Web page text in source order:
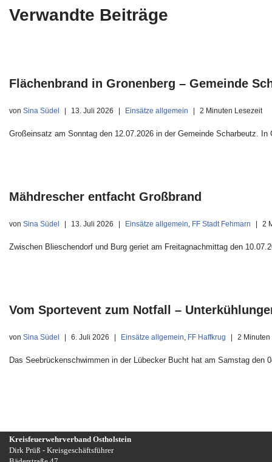
Verwandte Beiträge
Flächenbrand in Gronenberg – Gemeinde
von Sina Südel 13. Juli 2026 Einsätze allgemein 2 Minuten Lesezeit
Großeinsatz am Sonntag den 12.07.2026 in der Gemeinde Scharbeutz.
Mähdrescher entfacht Großbrand
von Sina Südel 13. Juli 2026 Einsätze allgemein FF Stadt Fehmarn 2
Zwischen Blieschendorf und Burg geriet am Freitagnachmittag den
Vom Sportevent zum Notfall –
von Sina Südel 6. Juli 2026 Einsätze allgemein FF Haffkrug 2 Minuten
Das Seebrückenschwimmen in der Lübecker Bucht hat am Samstag
Kreisfeuerwehrverband Ostholstein
Dirk Prüß - Kreisgeschäftsführer